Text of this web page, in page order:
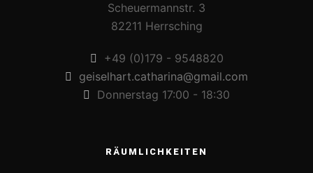
Scheuermannstr. 3
82211 Herrsching
+49 (0)179 - 9548820
geiselhart.catharina@gmail.com
Donnerstag 17:00 - 18:30
RÄUMLICHKEITEN